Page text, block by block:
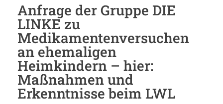
Anfrage der Gruppe DIE
LINKE zu
Medikamentenversuchen
an ehemaligen
Heimkindern – hier:
Maßnahmen und
Erkenntnisse beim LWL